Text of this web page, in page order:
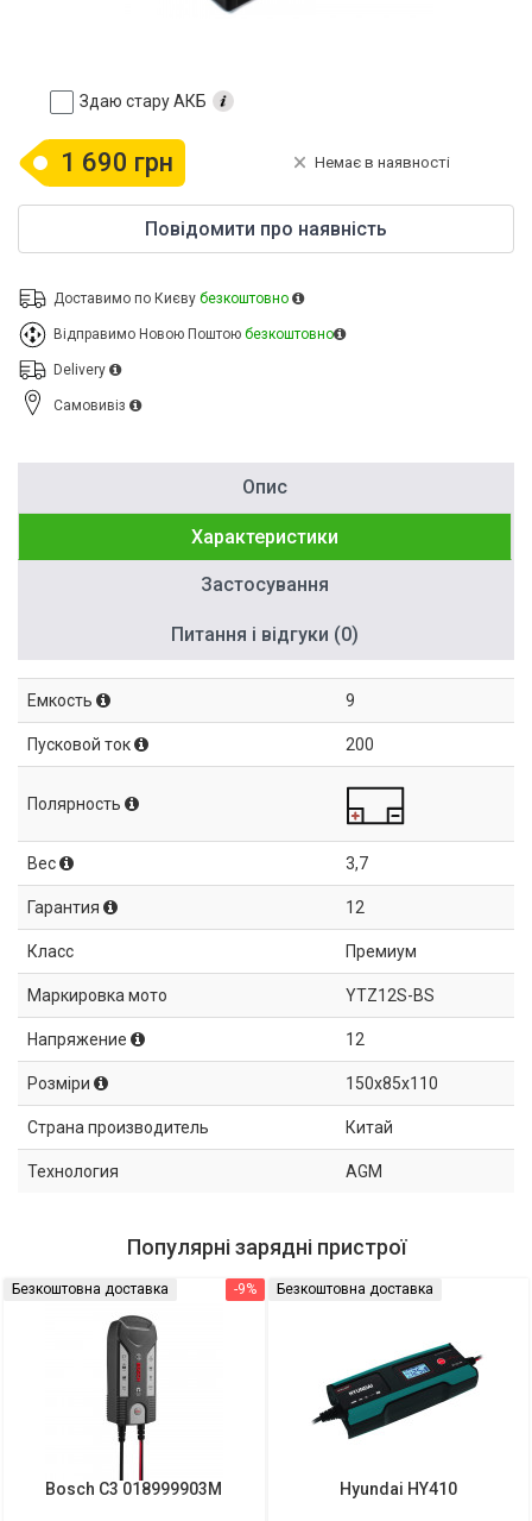
Здаю стару АКБ
1 690 грн Немає в наявності
Повідомити про наявність
Доставимо по Києву безкоштовно
Відправимо Новою Поштою безкоштовно
Delivery
Cамовивіз
Опис
Характеристики
Застосування
Питання і відгуки (0)
Емкость 9
Пусковой ток 200
Полярность
Вес 3,7
Гарантия 12
Класс Премиум
Маркировка мото YTZ12S-BS
Напряжение 12
Розміри 150x85x110
Страна производитель Китай
Технология AGM
Популярні зарядні пристрої
-9%
Безкоштовна доставка
Bosch C3 018999903M
Безкоштовна доставка
Hyundai HY410